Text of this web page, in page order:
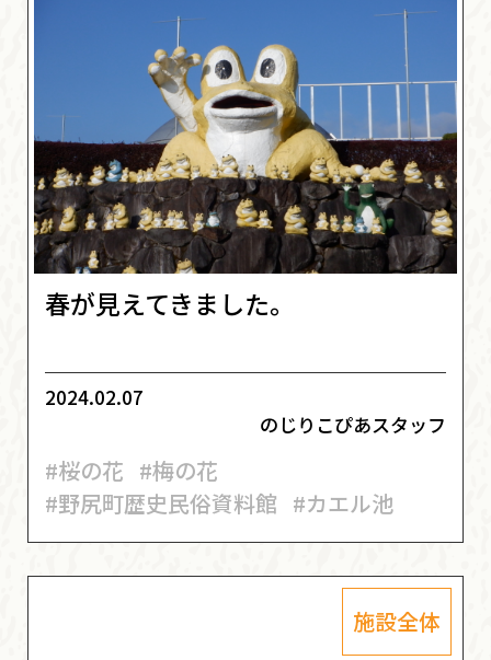
春が見えてきました。
2024.02.07
のじりこぴあスタッフ
#桜の花 #梅の花
#野尻町歴史民俗資料館 #カエル池
施設全体